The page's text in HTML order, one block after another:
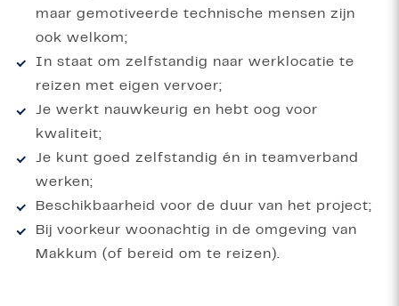
maar gemotiveerde technische mensen zijn
ook welkom;
In staat om zelfstandig naar werklocatie te
reizen met eigen vervoer;
Je werkt nauwkeurig en hebt oog voor
kwaliteit;
Je kunt goed zelfstandig én in teamverband
werken;
Beschikbaarheid voor de duur van het project;
Bij voorkeur woonachtig in de omgeving van
Makkum (of bereid om te reizen).